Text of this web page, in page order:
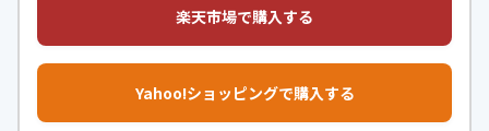
楽天市場で購入する
Yahoo!ショッピングで購入する